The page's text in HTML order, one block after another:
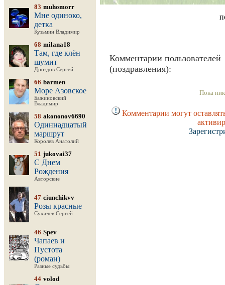
83 muhomorr
Мне одиноко,
детка
Кузьмин Владимир
68 milana18
Там, где клён
шумит
Дроздов Сергей
66 barmen
Море Азовское
Бажиновский
Владимир
58 akononov6690
Одиннадцатый
маршрут
Королев Анатолий
51 jukovai37
С Днем
Рождения
Авторские
47 ciunchikvv
Розы красные
Сухачев Сергей
46 Spev
Чапаев и
Пустота
(роман)
Разные судьбы
44 volod
Комментарии пользователей
(поздравления):
Пока
Комментарии могут